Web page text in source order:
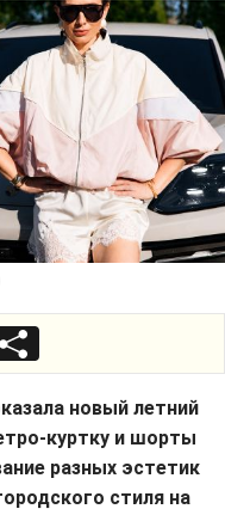
новый летний
куртку и шорты
разных эстетик
стиля на